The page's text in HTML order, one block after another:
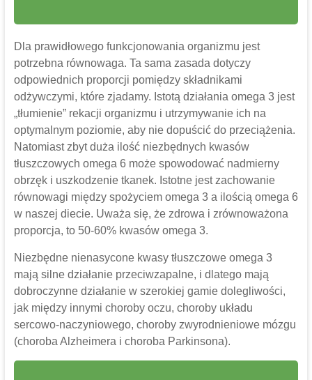
Dla prawidłowego funkcjonowania organizmu jest
potrzebna równowaga. Ta sama zasada dotyczy
odpowiednich proporcji pomiędzy składnikami
odżywczymi, które zjadamy. Istotą działania omega 3 jest
„tłumienie” rekacji organizmu i utrzymywanie ich na
optymalnym poziomie, aby nie dopuścić do przeciążenia.
Natomiast zbyt duża ilość niezbędnych kwasów
tłuszczowych omega 6 może spowodować nadmierny
obrzęk i uszkodzenie tkanek. Istotne jest zachowanie
równowagi między spożyciem omega 3 a ilością omega 6
w naszej diecie. Uważa się, że zdrowa i zrównoważona
proporcja, to 50-60% kwasów omega 3.
Niezbędne nienasycone kwasy tłuszczowe omega 3
mają silne działanie przeciwzapalne, i dlatego mają
dobroczynne działanie w szerokiej gamie dolegliwości,
jak między innymi choroby oczu, choroby układu
sercowo-naczyniowego, choroby zwyrodnieniowe mózgu
(choroba Alzheimera i choroba Parkinsona).